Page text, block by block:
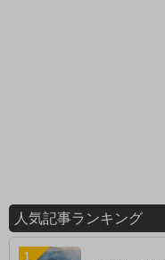
人気記事ランキング